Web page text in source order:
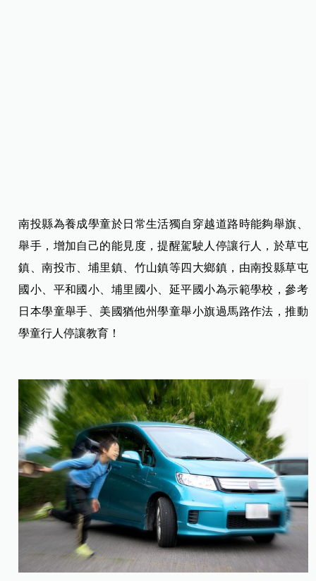
南投縣為養成學童於日常生活獨自穿越道路時能夠舉旗、
舉手，增加自己的能見度，提醒駕駛人停讓行人，於草屯
鎮、南投市、埔里鎮、竹山鎮等四大鄉鎮，由南投縣草屯
國小、平和國小、埔里國小、延平國小為示範學校，參考
日本學童舉手、美國猶他州學童舉小旗過馬路作法，推動
學童行人停讓教育！